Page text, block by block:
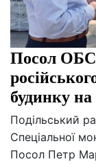
Посол
будинку
Подільський
Спеціальної
Посол Петр